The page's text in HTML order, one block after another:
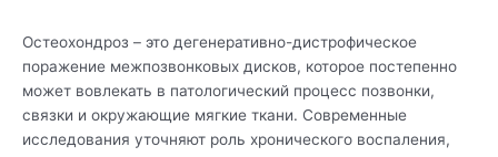
Остеохондроз – это дегенеративно-дистрофическое
поражение межпозвонковых дисков, которое постепенно
может вовлекать в патологический процесс позвонки,
связки и окружающие мягкие ткани. Современные
исследования уточняют роль хронического воспаления,